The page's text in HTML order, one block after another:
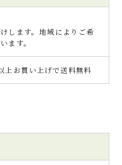
します。地域によりご希
ます。
お買い上げで送料無料